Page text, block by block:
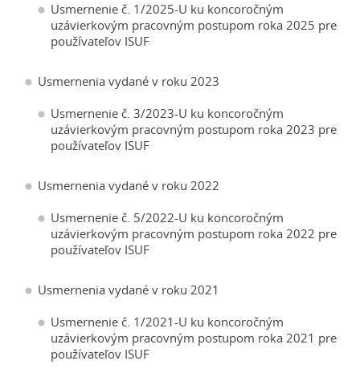
Usmernenie č. 1/2025-U ku koncoročným
uzávierkovým pracovným postupom roka 2025 pre
používateľov ISUF
Usmernenia vydané v roku 2023
Usmernenie č. 3/2023-U ku koncoročným
uzávierkovým pracovným postupom roka 2023 pre
používateľov ISUF
Usmernenia vydané v roku 2022
Usmernenie č. 5/2022-U ku koncoročným
uzávierkovým pracovným postupom roka 2022 pre
používateľov ISUF
Usmernenia vydané v roku 2021
Usmernenie č. 1/2021-U ku koncoročným
uzávierkovým pracovným postupom roka 2021 pre
používateľov ISUF